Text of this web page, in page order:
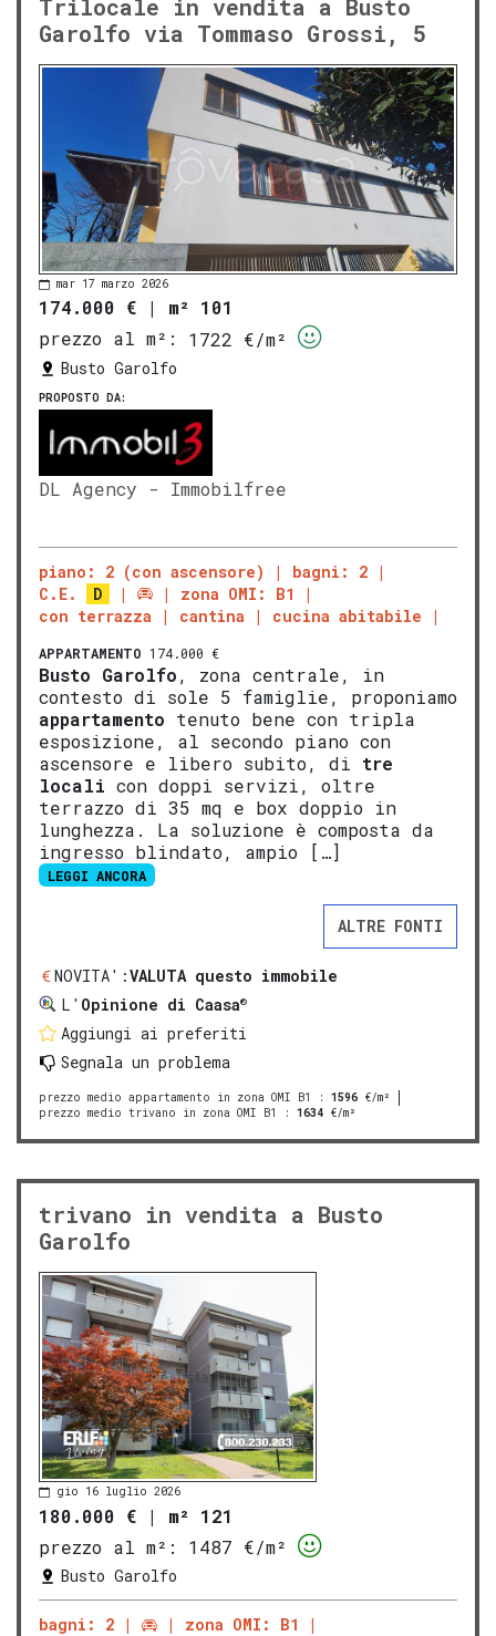
Trilocale in vendita a Busto
Garolfo via Tommaso Grossi, 5
mar 17 marzo 2026
174.000 € | m² 101
prezzo al m²:
1722 €/m²
Busto Garolfo
PROPOSTO DA:
DL Agency - Immobilfree
piano: 2 (con ascensore)
bagni: 2
C.E.
D
zona OMI: B1
con terrazza
cantina cucina abitabile
APPARTAMENTO 174.000 €
Busto Garolfo, zona centrale, in
contesto di sole 5 famiglie, proponiamo
appartamento tenuto bene con tripla
esposizione, al secondo piano con
ascensore e libero subito, di tre
locali con doppi servizi, oltre
terrazzo di 35 mq e box doppio in
lunghezza. La soluzione è composta da
ingresso blindato, ampio […]
LEGGI ANCORA
ALTRE FONTI
NOVITA':VALUTA questo immobile
L' Opinione di Caasa®
Aggiungi ai preferiti
Segnala un problema
prezzo medio appartamento in zona OMI B1 : 1596 €/m²
prezzo medio trivano in zona OMI B1
: 1634 €/m²
trivano in vendita a Busto
Garolfo
gio 16 luglio 2026
180.000 € | m² 121
prezzo al m²:
1487 €/m²
Busto Garolfo
bagni: 2 zona OMI: B1